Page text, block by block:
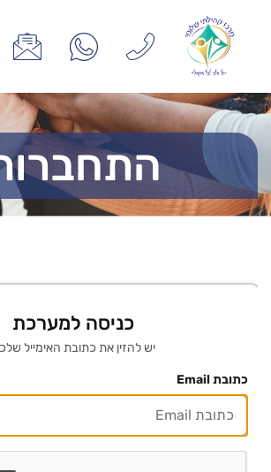
כניסה למערכת
יש להזין את כתובת האימייל
כתובת Email